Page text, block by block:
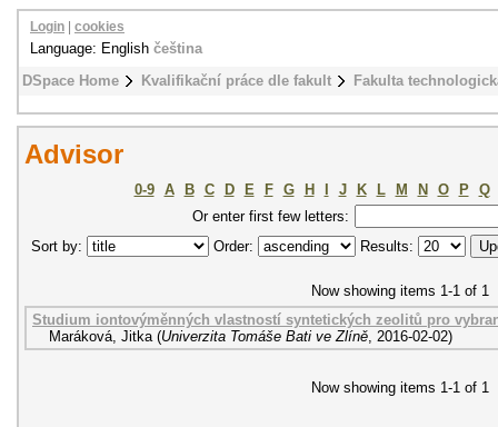
DSpace Home Kvalifikační práce dle fakult Fakulta
Login cookies
Language: English čeština
Advisor
0-9 A B C D E F G H J K L M N O P
Q
Or enter first few letters:
Sort by:
Order: Results:
Now showing items 1-1 of 1
Studium iontovýměnných vlastností syntetických zeolitů pro
Maráková, Jitka (Univerzita Tomáše Bati ve Zlíně, 2016-02-02)
Now showing items 1-1 of 1